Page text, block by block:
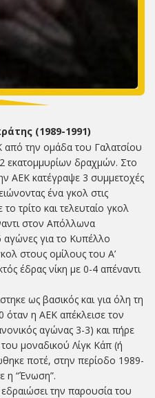
(1989-1991)
από την ομάδα του Γαλατσίου
εκατομμυρίων δραχμών. Στο
ΑΕΚ κατέγραψε 3 συμμετοχές
ένα γκολ στις
τρίτο και τελευταίο γκολ
στον Απόλλωνα
αγώνες για το Κυπέλλο
στους ομίλους του Α’
έδρας νίκη με 0-4 απέναντι
ως βασικός και για όλη τη
όταν η ΑΕΚ απέκλεισε τον
αγώνας 3-3) και πήρε
μοναδικού Λίγκ Κάπ (ή
ποτέ, στην περίοδο 1989-
η “Ένωση”.
την παρουσία του